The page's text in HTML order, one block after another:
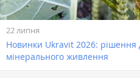
22 липня
Новинки Ukravit 2026: рішення
мінерального живлення